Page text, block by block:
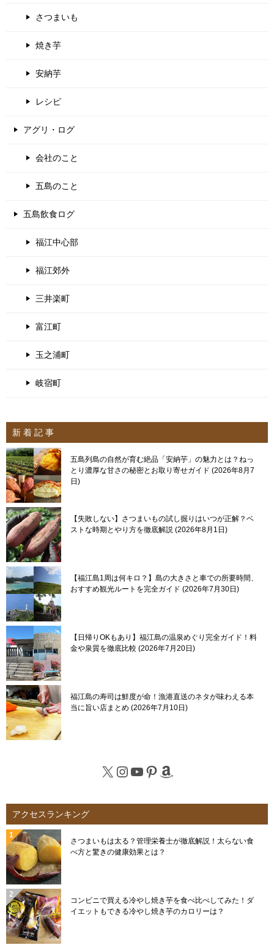
さつまいも
焼き芋
安納芋
レシピ
アグリ・ログ
会社のこと
五島のこと
五島飲食ログ
福江中心部
福江郊外
三井楽町
富江町
玉之浦町
岐宿町
新 着 記 事
五島列島の自然が育む絶品「安納芋」の魅力とは？ねっ
とり濃厚な甘さの秘密とお取り寄せガイド 2026年8月7
日
【失敗しない】さつまいもの試し掘りはいつが正解？ベ
ストな時期とやり方を徹底解説 2026年8月1日
【福江島1周は何キロ？】島の大きさと車での所要時間、
おすすめ観光ルートを完全ガイド 2026年7月30日
【日帰りOKもあり】福江島の温泉めぐり完全ガイド！料
金や泉質を徹底比較 2026年7月20日
福江島の寿司は鮮度が命！漁港直送のネタが味わえる本
当に旨い店まとめ 2026年7月10日
X Instagram
YouTube
Pinterest
Amazon
アクセスランキング
さつまいもは太る？管理栄養士が徹底解説！太らない食
べ方と驚きの健康効果とは？
コンビニで買える冷やし焼き芋を食べ比べしてみた！ダ
イエットもできる冷やし焼き芋のカロリーは？